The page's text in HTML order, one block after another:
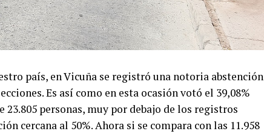
país, en Vicuña se registró una notoria abstención
Es así como en esta ocasión votó el 39,08%
personas, muy por debajo de los registros
cercana al 50%. Ahora si se compara con las 11.958